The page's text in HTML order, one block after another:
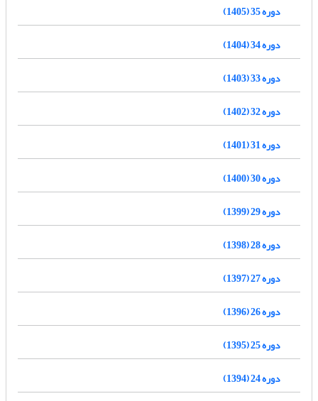
دوره 35 (1405)
دوره 34 (1404)
دوره 33 (1403)
دوره 32 (1402)
دوره 31 (1401)
دوره 30 (1400)
دوره 29 (1399)
دوره 28 (1398)
دوره 27 (1397)
دوره 26 (1396)
دوره 25 (1395)
دوره 24 (1394)